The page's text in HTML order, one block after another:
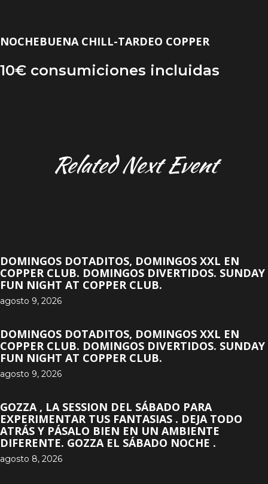
NOCHEBUENA CHILL-TARDEO COPPER
10€ consumiciones incluidas
Related Next Event
DOMINGOS DOTADITOS, DOMINGOS XXL EN
COPPER CLUB. DOMINGOS DIVERTIDOS. SUNDAY
FUN NIGHT AT COPPER CLUB.
agosto 9, 2026
DOMINGOS DOTADITOS, DOMINGOS XXL EN
COPPER CLUB. DOMINGOS DIVERTIDOS. SUNDAY
FUN NIGHT AT COPPER CLUB.
agosto 9, 2026
GOZZA , LA SESSION DEL SÁBADO PARA
EXPERIMENTAR TUS FANTASIAS . DEJA TODO
ATRÁS Y PÁSALO BIEN EN UN AMBIENTE
DIFERENTE. GOZZA EL SÁBADO NOCHE .
agosto 8, 2026